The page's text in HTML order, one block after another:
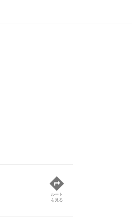
ルート
を見る